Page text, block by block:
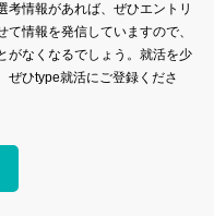
考情報があれば、ぜひエントリ
情報を発信していますので、
がなくなるでしょう。就活を少
ぜひtype就活にご登録くださ